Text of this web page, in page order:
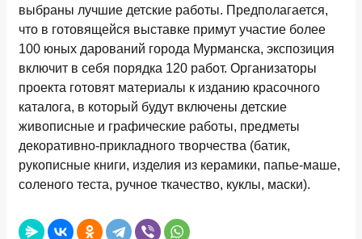
выбраны лучшие детские работы. Предполагается,
что в готовящейся выставке примут участие более
100 юных дарований города Мурманска, экспозиция
включит в себя порядка 120 работ. Организаторы
проекта готовят материалы к изданию красочного
каталога, в который будут включены детские
живописные и графические работы, предметы
декоративно-прикладного творчества (батик,
рукописные книги, изделия из керамики, папье-маше,
соленого теста, ручное ткачество, куклы, маски).